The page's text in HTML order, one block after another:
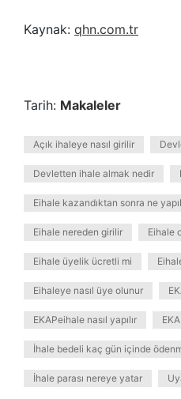
Kaynak: qhn.com.tr
Tarih: Makaleler
Açık ihaleye nasıl girilir
Devletten ihale almak nedir
Eihale kazandıktan sonra ne
Eihale nereden girilir Eihale
Eihale üyelik ücretli mi
Eihaleye nasıl üye olunur
EKAPeihale nasıl yapılır
İhale bedeli kaç gün içinde
İhale parası nereye yatar